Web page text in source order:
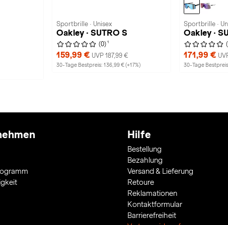
Sportbrille · Unisex
Oakley · SUTRO S
(0) 1
159,99 € UVP 187,99 €
30-Tage Bestpreis: 136,99 € (+17%)
Sportbrille ·
Oakley ·
171,99 €
30-Tage
Hilfe
Bestellung
Bezahlung
Versand & Lieferung
Retoure
Reklamationen
Kontaktformular
Barrierefreiheit